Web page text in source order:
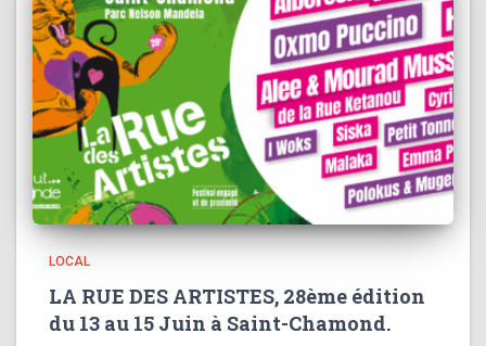
LOCAL
LA RUE DES ARTISTES, 28ème édition
du 13 au 15 Juin à Saint-Chamond.